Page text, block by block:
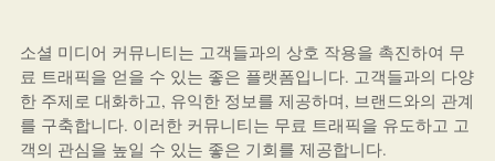
소셜 미디어 커뮤니티는 고객들과의 상호 작용을 촉진하여 무
료 트래픽을 얻을 수 있는 좋은 플랫폼입니다. 고객들과의 다양
한 주제로 대화하고, 유익한 정보를 제공하며, 브랜드와의 관계
를 구축합니다. 이러한 커뮤니티는 무료 트래픽을 유도하고 고
객의 관심을 높일 수 있는 좋은 기회를 제공합니다.